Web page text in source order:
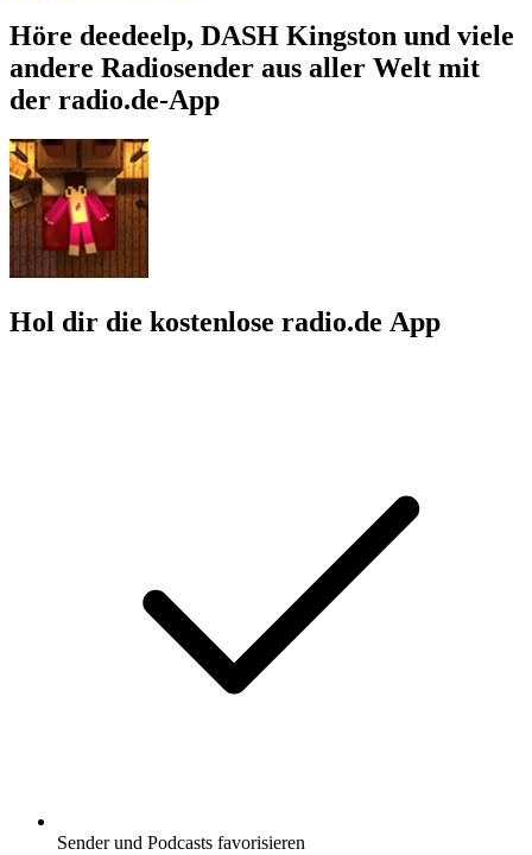
Höre deedeelp, DASH Kingston und viele
andere Radiosender aus aller Welt mit
der radio.de-App
Hol dir die kostenlose radio.de App
Sender und Podcasts favorisieren